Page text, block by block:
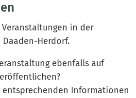
in der
Herdorf.
ebenfalls auf
entsprechenden Informationen